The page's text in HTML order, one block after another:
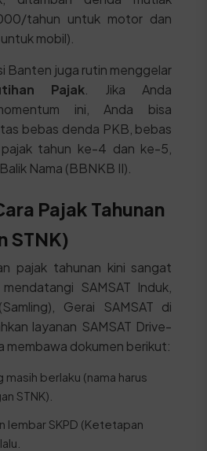
tahun untuk motor dan
mobil).
Banten juga rutin menggelar
Pajak . Jika Anda
ini, Anda bisa
bebas denda PKB, bebas
tahun ke-4 dan ke-5,
Nama (BBNKB II).
Pajak Tahunan
STNK)
pajak tahunan kini sangat
SAMSAT Induk,
Gerai SAMSAT di
layanan SAMSAT Drive-
membawa dokumen berikut:
masih berlaku (nama harus
STNK).
lembar SKPD (Ketetapan